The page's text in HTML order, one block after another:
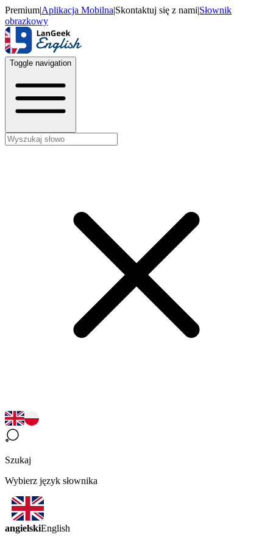
Premium|Aplikacja Mobilna|Skontaktuj się z nami|Słownik
obrazkowy
Toggle navigation
Szukaj
Wybierz język słownika
angielskiEnglish